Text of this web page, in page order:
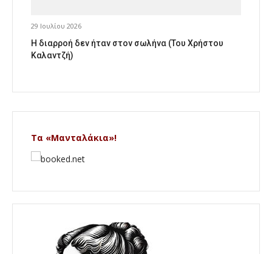
29 Ιουλίου 2026
Η διαρροή δεν ήταν στον σωλήνα (Του Χρήστου
Καλαντζή)
Τα «Μανταλάκια»!